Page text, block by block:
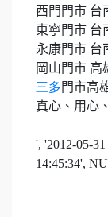
西門門市 台
東寧門市 台
永康門市 台
岡山門市 高
三多門市高
真心、用心
', '2012-05-
14:45:34',